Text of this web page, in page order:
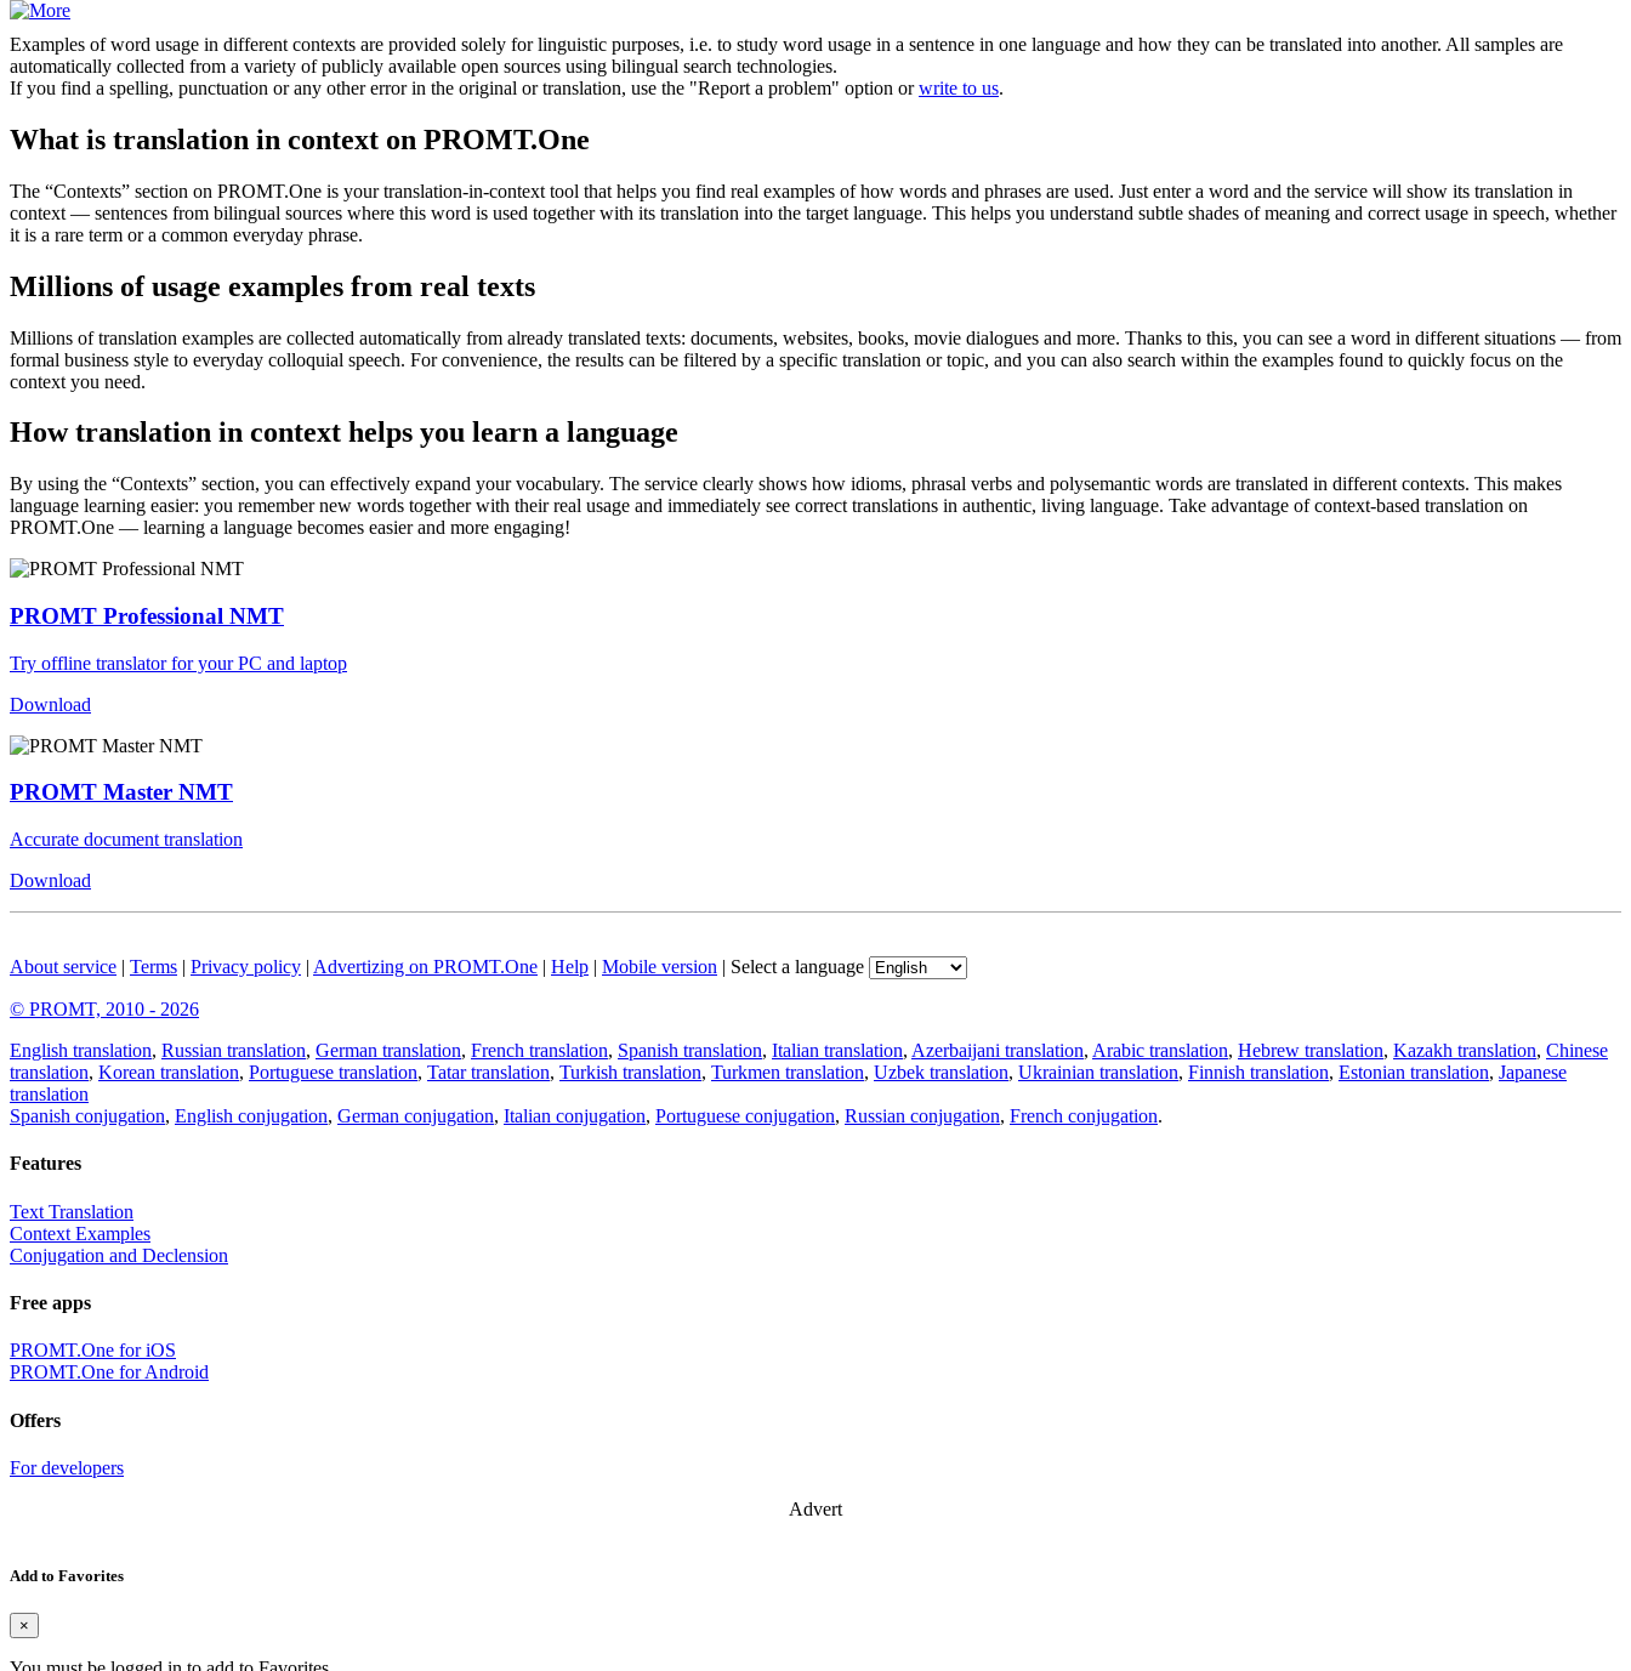
Examples of word usage in different contexts are provided solely for linguistic purposes, i.e. to study word usage in a sentence in one language and how they can be translated into another. All samples are
automatically collected from a variety of publicly available open sources using bilingual search technologies.
If you find a spelling, punctuation or any other error in the original or translation, use the "Report a problem" option orwrite to us.
What is translation in context on PROMT.One
The “Contexts” section on PROMT.One is your translation-in-context tool that helps you find real examples of how words and phrases are used. Just enter a word and the service will show its translation in
context — sentences from bilingual sources where this word is used together with its translation into the target language. This helps you understand subtle shades of meaning and correct usage in speech, whether
it is a rare term or a common everyday phrase.
Millions of usage examples from real texts
Millions of translation examples are collected automatically from already translated texts: documents, websites, books, movie dialogues and more. Thanks to this, you can see a word in different situations — from
formal business style to everyday colloquial speech. For convenience, the results can be filtered by a specific translation or topic, and you can also search within the examples found to quickly focus on the
context you need.
How translation in context helps you learn a language
By using the “Contexts” section, you can effectively expand your vocabulary. The service clearly shows how idioms, phrasal verbs and polysemantic words are translated in different contexts. This makes
language learning easier: you remember new words together with their real usage and immediately see correct translations in authentic, living language. Take advantage of context-based translation on
PROMT.One — learning a language becomes easier and more engaging!
PROMT Professional NMT
Try offline translator for your PC and laptop
Download
PROMT Master NMT
Accurate document translation
Download
About service | Terms | Privacy policy | Advertizing on PROMT.One | Help | Mobile version | Select a language
© PROMT, 2010 - 2026
English translation, Russian translation, German translation, French translation, Spanish translation, Italian translation, Azerbaijani translation, Arabic translation, Hebrew translation, Kazakh translation, Chinese
translation, Korean translation, Portuguese translation, Tatar translation, Turkish translation, Turkmen translation, Uzbek translation, Ukrainian translation, Finnish translation, Estonian translation, Japanese
translation
Spanish conjugation, English conjugation, German conjugation, Italian conjugation, Portuguese conjugation, Russian conjugation, French conjugation.
Features
Text Translation
Context Examples
Conjugation and Declension
Free apps
PROMT.One for iOS
PROMT.One for Android
Offers
For developers
Advert
Add to Favorites
×